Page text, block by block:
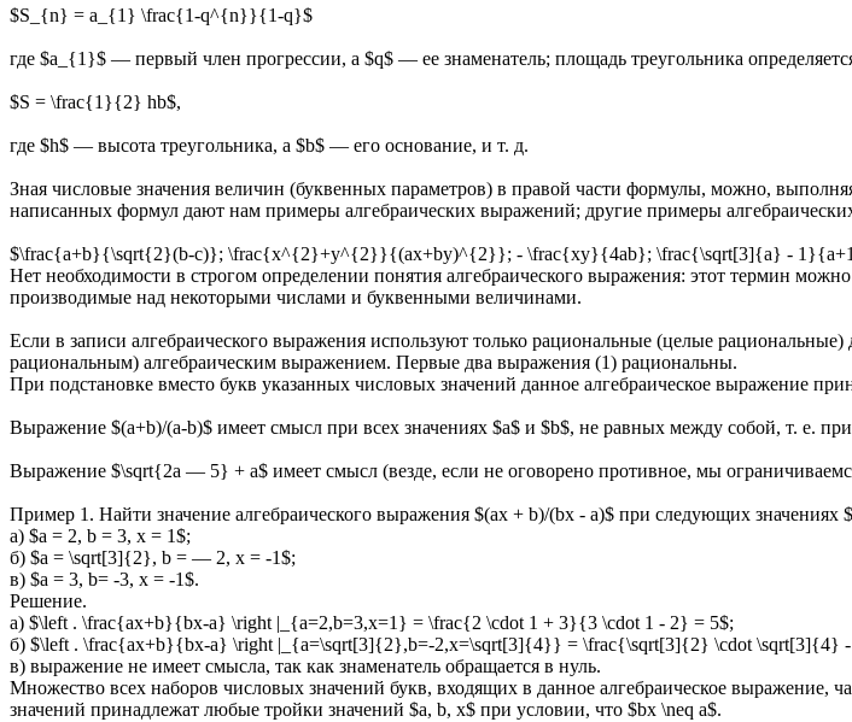
$S_{n} = a_{1} \frac{1-q^{n}}{1-q}$
где $a_{1}$ — первый член прогрессии, a $q$ — ее знаменатель; площадь треугольника
$S = \frac{1}{2} hb$,
где $h$ — высота треугольника, а $b$ — его основание, и т. д.
Зная числовые значения величин (буквенных параметров) в правой части формулы, можно,
написанных формул дают нам примеры алгебраических выражений; другие примеры
$\frac{a+b}{\sqrt{2}(b-c)}; \frac{x^{2}+y^{2}}{(ax+by)^{2}}; - \frac{xy}{4ab}; \frac{\sqrt[3]{a} -
Нет необходимости в строгом определении понятия алгебраического выражения: этот термин
производимые над некоторыми числами и буквенными величинами.
Если в записи алгебраического выражения используют только рациональные (целые
рациональным) алгебраическим выражением. Первые два выражения (1) рациональны.
При подстановке вместо букв указанных числовых значений данное алгебраическое выражение
Выражение $(a+b)/(a-b)$ имеет смысл при всех значениях $a$ и $b$, не равных между собой, т. е.
Выражение $\sqrt{2a — 5} + a$ имеет смысл (везде, если не оговорено противное, мы
Пример 1. Найти значение алгебраического выражения $(ax + b)/(bx - a)$ при следующих значениях
а) $a = 2, b = 3, x = 1$;
б) $a = \sqrt[3]{2}, b = — 2, x = -1$;
в) $a = 3, b= -3, x = -1$.
Решение.
а) $\left . \frac{ax+b}{bx-a} \right |_{a=2,b=3,x=1} = \frac{2 \cdot 1 + 3}{3 \cdot 1 - 2} = 5$;
б) $\left . \frac{ax+b}{bx-a} \right |_{a=\sqrt[3]{2},b=-2,x=\sqrt[3]{4}} = \frac{\sqrt[3]{2} \cdot
в) выражение не имеет смысла, так как знаменатель обращается в нуль.
Множество всех наборов числовых значений букв, входящих в данное алгебраическое
значений принадлежат любые тройки значений $a, b, x$ при условии, что $bx \neq a$.